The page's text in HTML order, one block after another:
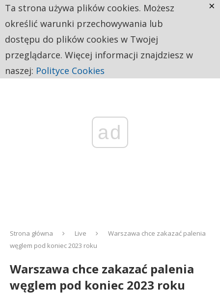
ad
Strona główna Live
Warszawa chce zakazać palenia
węglem pod koniec 2023 roku
Warszawa chce zakazać palenia
węglem pod koniec 2023 roku
Ta strona używa plików cookies. Możesz
określić warunki przechowywania lub
dostępu do plików cookies w Twojej
przeglądarce. Więcej informacji znajdziesz w
naszej: Polityce Cookies
×